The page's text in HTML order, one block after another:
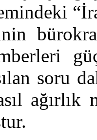
soru
ağırlık